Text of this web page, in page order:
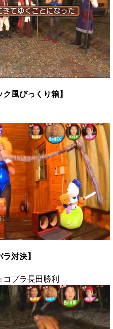
風びっくり箱】
対決】
プラ長田勝利